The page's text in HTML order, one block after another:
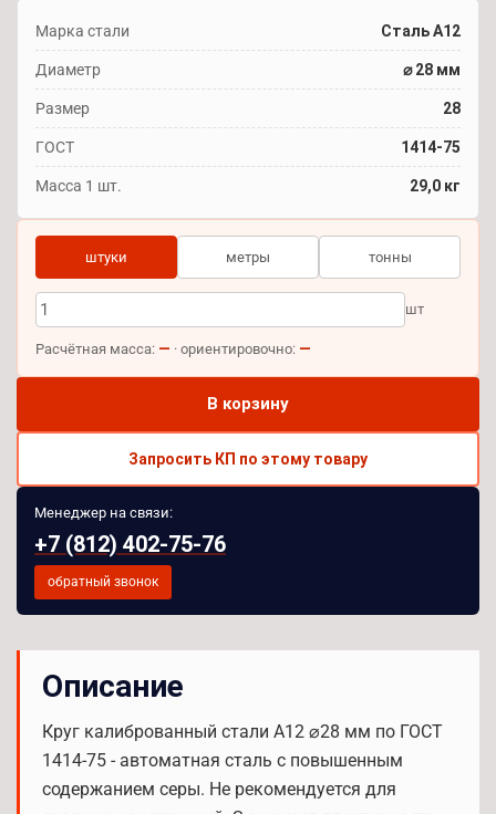
Марка стали Сталь А12
Диаметр ⌀ 28 мм
Размер 28
ГОСТ 1414-75
Масса 1 шт. 29,0 кг
штуки метры тонны
шт
Расчётная масса: — · ориентировочно: —
В корзину
Запросить КП по этому товару
Менеджер на связи:
+7 (812) 402-75-76
обратный звонок
Описание
Круг калиброванный стали А12 ⌀28 мм по ГОСТ
1414-75 - автоматная сталь с повышенным
содержанием серы. Не рекомендуется для